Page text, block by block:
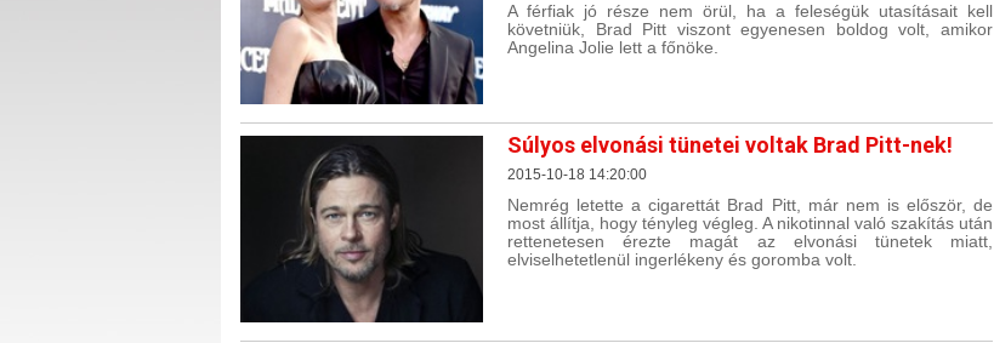
A férfiak jó része nem örül, ha a feleségük utasításait kell
követniük, Brad Pitt viszont egyenesen boldog volt, amikor
Angelina Jolie lett a főnöke.
Súlyos elvonási tünetei voltak Brad Pitt-nek!
2015-10-18 14:20:00
Nemrég letette a cigarettát Brad Pitt, már nem is először, de
most állítja, hogy tényleg végleg. A nikotinnal való szakítás után
rettenetesen érezte magát az elvonási tünetek miatt,
elviselhetetlenül ingerlékeny és goromba volt.